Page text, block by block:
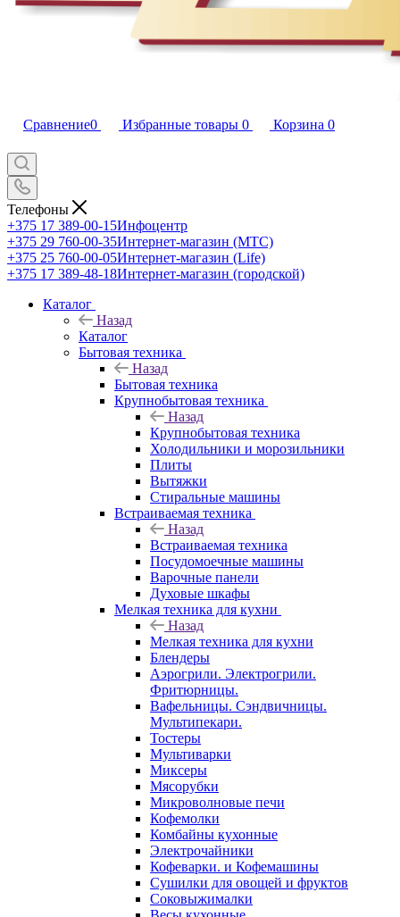
Сравнение0 Избранные товары 0 Корзина 0
Телефоны
+375 17 389-00-15Инфоцентр
+375 29 760-00-35Интернет-магазин (МТС)
+375 25 760-00-05Интернет-магазин (Life)
+375 17 389-48-18Интернет-магазин (городской)
Каталог
Назад
Каталог
Бытовая техника
Назад
Бытовая техника
Крупнобытовая техника
Назад
Крупнобытовая техника
Холодильники и морозильники
Плиты
Вытяжки
Стиральные машины
Встраиваемая техника
Назад
Встраиваемая техника
Посудомоечные машины
Варочные панели
Духовые шкафы
Мелкая техника для кухни
Назад
Мелкая техника для кухни
Блендеры
Аэрогрили. Электрогрили.
Фритюрницы.
Вафельницы. Сэндвичницы.
Мультипекари.
Тостеры
Мультиварки
Миксеры
Мясорубки
Микроволновые печи
Кофемолки
Комбайны кухонные
Электрочайники
Кофеварки. и Кофемашины
Сушилки для овощей и фруктов
Соковыжималки